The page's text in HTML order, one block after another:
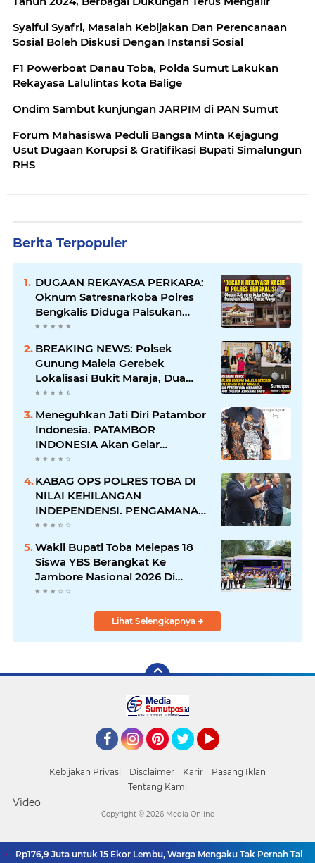
Syaiful Syafri, Masalah Kebijakan Dan Perencanaan
Sosial Boleh Diskusi Dengan Instansi Sosial
F1 Powerboat Danau Toba, Polda Sumut Lakukan
Rekayasa Lalulintas kota Balige
Ondim Sambut kunjungan JARPIM di PAN Sumut
Forum Mahasiswa Peduli Bangsa Minta Kejagung
Usut Dugaan Korupsi & Gratifikasi Bupati Simalungun
RHS
Berita Terpopuler
DUGAAN REKAYASA PERKARA:
Oknum Satresnarkoba Polres
Bengkalis Diduga Palsukan
Barang Bukti Hingga Paksa
BREAKING NEWS: Polsek
Gunung Malela Gerebek
Lokalisasi Bukit Maraja, Dua
Perempuan Menangis Saat
Diciduk Bersama Sabu
Meneguhkan Jati Diri Patambor
Indonesia. PATAMBOR
INDONESIA Akan Gelar
RAKERNAS II Di Jakarta.
KABAG OPS POLRES TOBA DI
NILAI KEHILANGAN
INDEPENDENSI. PENGAMANAN
PENEMBOKAN TANAH DI
LAGUBOTI DAPAT SOROTAN.
Wakil Bupati Toba Melepas 18
Siswa YBS Berangkat Ke
Jambore Nasional 2026 Di
Cibubur.
Lihat Selengkapnya
Kebijakan Privasi Disclaimer Karir
Pasang Iklan
Tentang Kami
Video
Juta untuk 15 Ekor Lembu, Warga Mengaku Tak Pernah Tahu
Copyright © 2026 Media Online